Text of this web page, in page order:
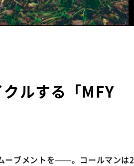
ルする「MFY
ーブメントを――。コールマンは2